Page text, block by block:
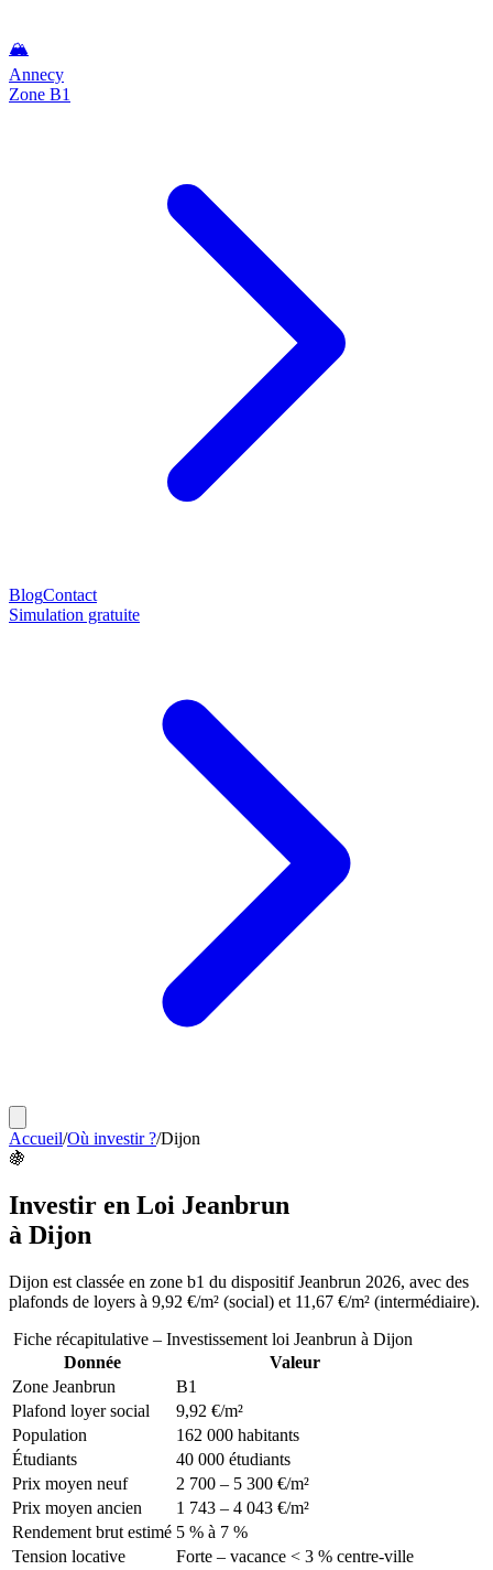
🏔️
Annecy
Zone B1
BlogContact
Simulation gratuite
Accueil/Où investir ?/Dijon
🍇
Investir en Loi Jeanbrun
à Dijon
Dijon est classée en zone b1 du dispositif Jeanbrun 2026, avec des
plafonds de loyers à 9,92 €/m² (social) et 11,67 €/m² (intermédiaire).
Fiche récapitulative – Investissement loi Jeanbrun à Dijon
Donnée
Valeur
Zone Jeanbrun
B1
Plafond loyer social
9,92 €/m²
Population
162 000 habitants
Étudiants
40 000 étudiants
Prix moyen neuf
2 700 – 5 300 €/m²
Prix moyen ancien
1 743 – 4 043 €/m²
Rendement brut estimé 5 % à 7 %
Tension locative
Forte – vacance < 3 % centre-ville